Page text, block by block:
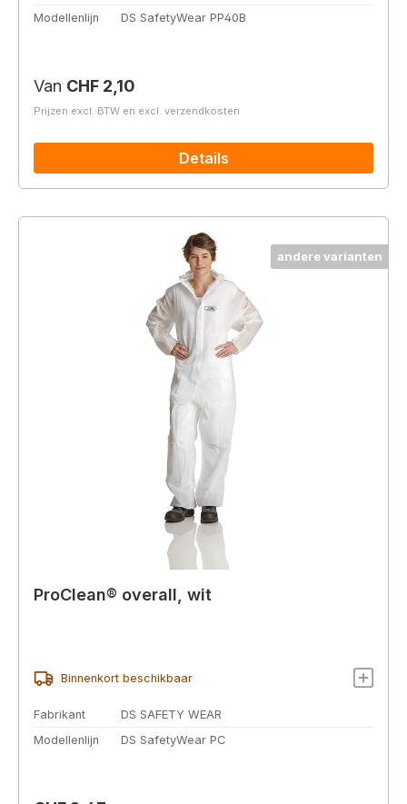
Modellenlijn
DS SafetyWear PP40B
Normale prijs:
Van CHF 2,10
Prijzen excl. BTW en excl. verzendkosten
Details
andere varianten
ProClean® overall, wit
Binnenkort beschikbaar
Fabrikant
DS SAFETY WEAR
Modellenlijn
DS SafetyWear PC